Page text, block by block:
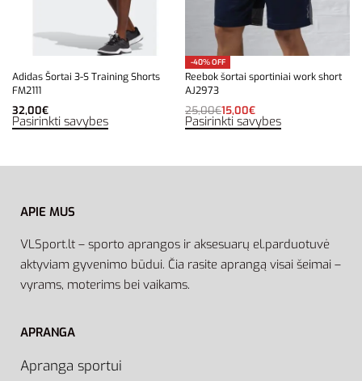
Adidas Šortai 3-S Training Shorts
FM2111
32,00€
Pasirinkti savybes
-40% OFF
Reebok šortai sportiniai work short
AJ2973
25,00€15,00€
Pasirinkti savybes
APIE MUS
VLSport.lt – sporto aprangos ir aksesuarų el.parduotuvė
aktyviam gyvenimo būdui. Čia rasite aprangą visai šeimai –
vyrams, moterims bei vaikams.
APRANGA
Apranga sportui